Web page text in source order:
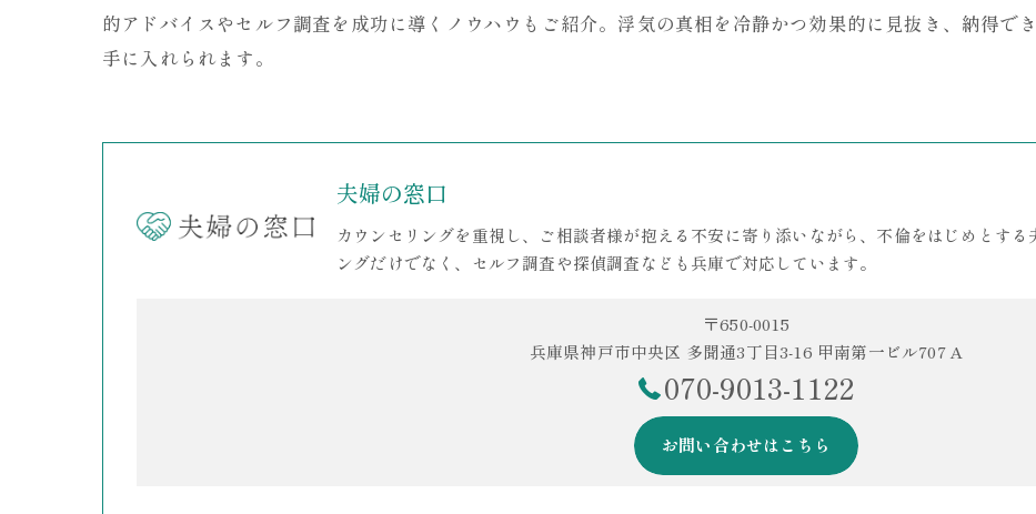
的アドバイスやセルフ調査を成功に導くノウハウもご紹介。浮気の真相を冷静かつ効果的に見抜き、納得で
手に入れられます。
夫婦の窓口
カウンセリングを重視し、ご相談者様が抱える不安に寄り添いながら、不倫をはじめとす
ングだけでなく、セルフ調査や探偵調査なども兵庫で対応しています。
〒650-0015
兵庫県神戸市中央区 多聞通3丁目3-16 甲南第一ビル707 A
070-9013-1122
お問い合わせはこちら